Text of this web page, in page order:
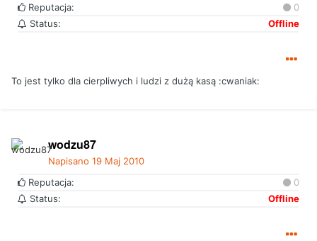
Reputacja:
0
Status:
Offline
To jest tylko dla cierpliwych i ludzi z dużą kasą :cwaniak:
wodzu87
Napisano 19 Maj 2010
Reputacja:
0
Status:
Offline